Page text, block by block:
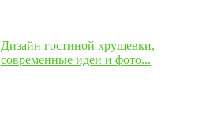
Дизайн гостиной хрущевки,
современные идеи и фото...